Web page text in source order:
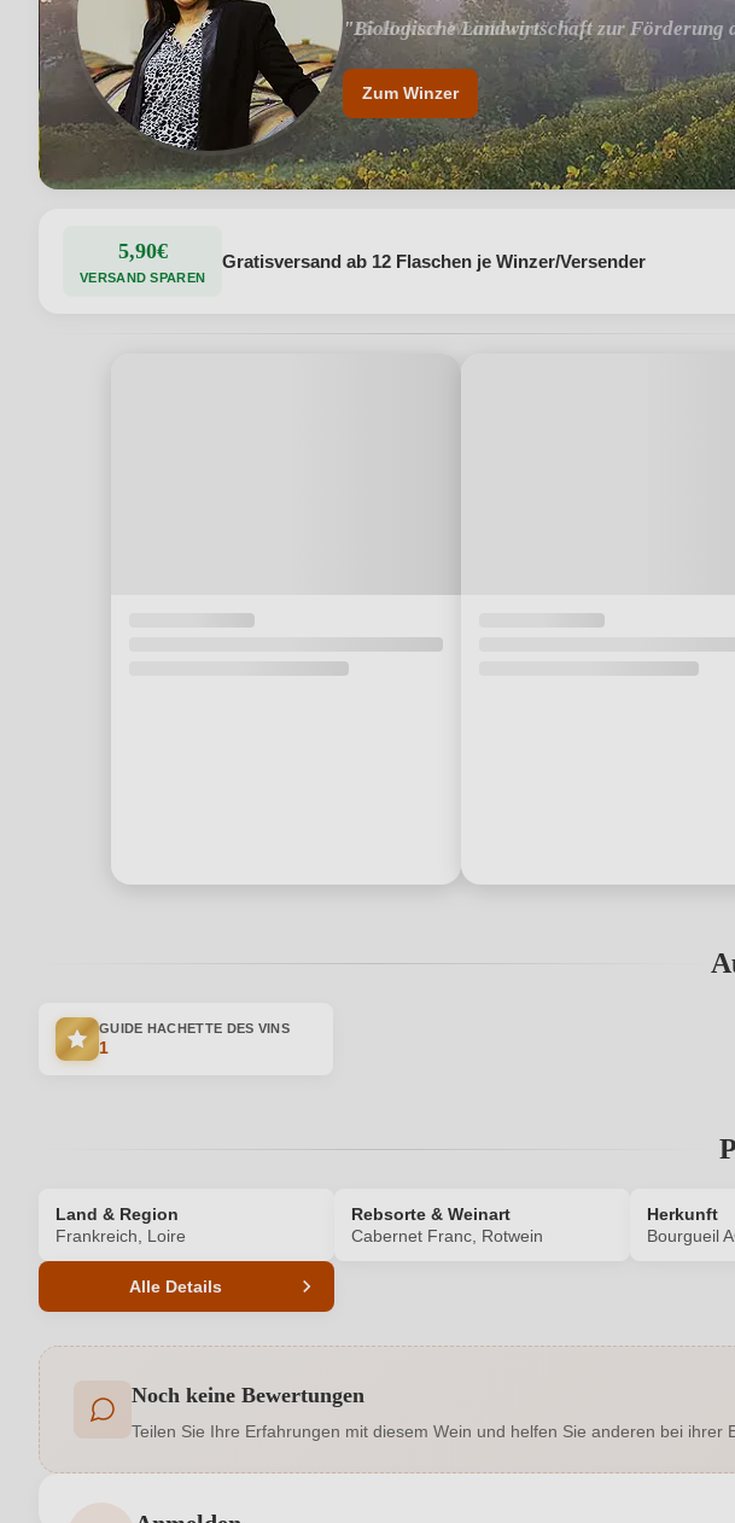
"Biologische Landwirtschaft zur Förderung
Zum Winzer
5,90€
VERSAND SPAREN
Gratisversand ab 12 Flaschen je Winzer/Versender
GUIDE HACHETTE DES VINS
1
Land & Region
Frankreich, Loire
Rebsorte & Weinart
Cabernet Franc, Rotwein
Herkunft
Bourgueil
Alle Details
Allergene
Geographische Angabe
Noch keine Bewertungen
Teilen Sie Ihre Erfahrungen mit diesem Wein und helfen Sie anderen bei ihrer